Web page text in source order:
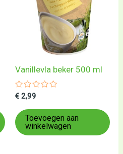
Vanillevla beker 500 ml
Gewaardeerd
uit
5
€ 2,99
Toevoegen aan
winkelwagen